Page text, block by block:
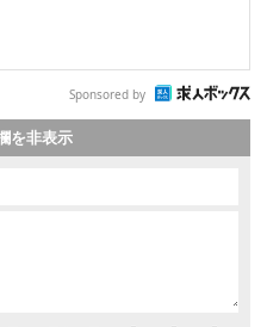
Sponsored by
を非表示